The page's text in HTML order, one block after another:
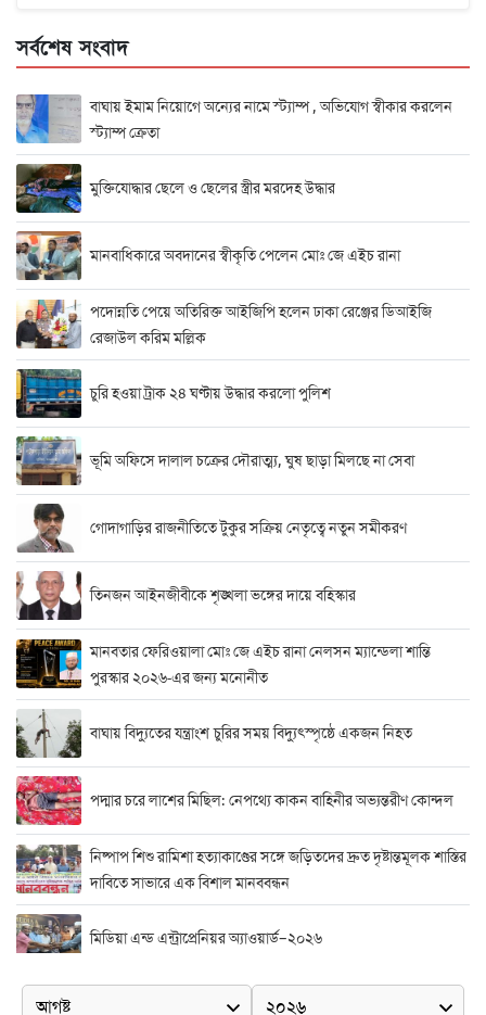
সর্বশেষ সংবাদ
বাঘায় ইমাম নিয়োগে অন্যের নামে স্ট্যাম্প , অভিযোগ স্বীকার করলেন
স্ট্যাম্প ক্রেতা
মুক্তিযোদ্ধার ছেলে ও ছেলের স্ত্রীর মরদেহ উদ্ধার
মানবাধিকারে অবদানের স্বীকৃতি পেলেন মোঃ জে এইচ রানা
পদোন্নতি পেয়ে অতিরিক্ত আইজিপি হলেন ঢাকা রেঞ্জের ডিআইজি
রেজাউল করিম মল্লিক
চুরি হওয়া ট্রাক ২৪ ঘণ্টায় উদ্ধার করলো পুলিশ
ভূমি অফিসে দালাল চক্রের দৌরাত্ম্য, ঘুষ ছাড়া মিলছে না সেবা
গোদাগাড়ির রাজনীতিতে টুকুর সক্রিয় নেতৃত্বে নতুন সমীকরণ
তিনজন আইনজীবীকে শৃঙ্খলা ভঙ্গের দায়ে বহিস্কার
মানবতার ফেরিওয়ালা মোঃ জে এইচ রানা নেলসন ম্যান্ডেলা শান্তি
পুরস্কার ২০২৬-এর জন্য মনোনীত
বাঘায় বিদ্যুতের যন্ত্রাংশ চুরির সময় বিদ্যুৎস্পৃষ্ঠে একজন নিহত
পদ্মার চরে লাশের মিছিল: নেপথ্যে কাকন বাহিনীর অভ্যন্তরীণ কোন্দল
নিষ্পাপ শিশু রামিশা হত্যাকাণ্ডের সঙ্গে জড়িতদের দ্রুত দৃষ্টান্তমূলক শাস্তির
দাবিতে সাভারে এক বিশাল মানববন্ধন
মিডিয়া এন্ড এন্ট্রাপ্রেনিয়র অ্যাওয়ার্ড–২০২৬
র‍্যাবের বিশেষ অভিযান: বিদেশি পিস্তল, গুলি, মাদক ও নগদ অর্থ উদ্ধার,